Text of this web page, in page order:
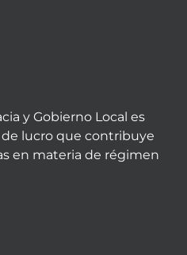
y Gobierno Local es
lucro que contribuye
en materia de régimen